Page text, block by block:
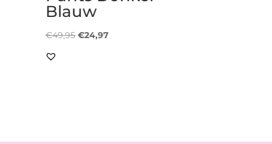
Blauw
€49,95 Oorspronkelijke
€24,97Huidige